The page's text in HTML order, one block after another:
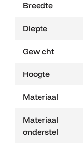
Breedte
Diepte
Gewicht
Hoogte
Materiaal
Materiaal
onderstel